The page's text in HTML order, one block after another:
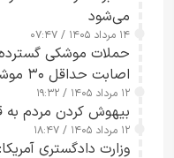
می‌شود
۱۴ مرداد ۱۴۰۵ / ۰۷:۴۷
حملات موشکی
اصابت حداقل ۳۰ موشک بالستیک+ ویدیو
۱۲ مرداد ۱۴۰۵ / ۱۹:۳۲
بیهوش کردن مردم به
۱۲ مرداد ۱۴۰۵ / ۱۸:۴۷